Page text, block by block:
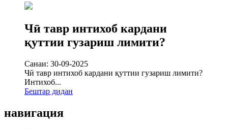
Чӣ тавр интихоб кардани
қуттии гузариш лимити?
Санаи: 30-09-2025
Чӣ тавр интихоб кардани қуттии гузариш лимити?
Интихоб...
Бештар дидан
навигация